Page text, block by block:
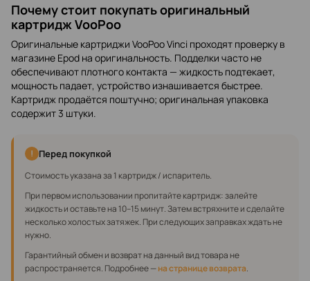
Почему стоит покупать оригинальный
картридж VooPoo
Оригинальные картриджи VooPoo Vinci проходят проверку в
магазине Epod на оригинальность. Подделки часто не
обеспечивают плотного контакта — жидкость подтекает,
мощность падает, устройство изнашивается быстрее.
Картридж продаётся поштучно; оригинальная упаковка
содержит 3 штуки.
! Перед покупкой
Стоимость указана за 1 картридж / испаритель.
При первом использовании пропитайте картридж: залейте
жидкость и оставьте на 10–15 минут. Затем встряхните и сделайте
несколько холостых затяжек. При следующих заправках ждать не
нужно.
Гарантийный обмен и возврат на данный вид товара не
распространяется. Подробнее —на странице возврата.